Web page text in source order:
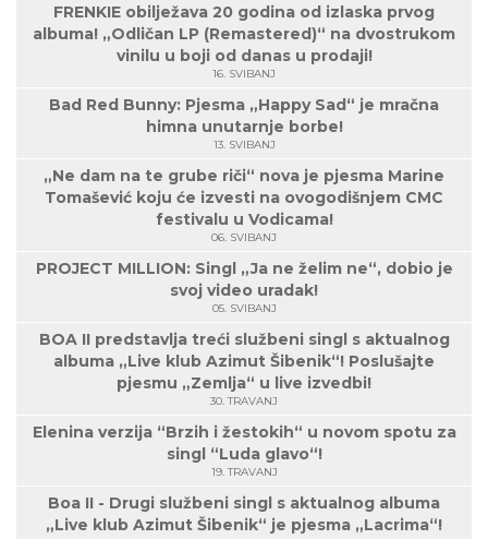
FRENKIE obilježava 20 godina od izlaska prvog
albuma! „Odličan LP (Remastered)“ na dvostrukom
vinilu u boji od danas u prodaji!
16. SVIBANJ
Bad Red Bunny: Pjesma „Happy Sad“ je mračna
himna unutarnje borbe!
13. SVIBANJ
„Ne dam na te grube riči“ nova je pjesma Marine
Tomašević koju će izvesti na ovogodišnjem CMC
festivalu u Vodicama!
06. SVIBANJ
PROJECT MILLION: Singl „Ja ne želim ne“, dobio je
svoj video uradak!
05. SVIBANJ
BOA II predstavlja treći službeni singl s aktualnog
albuma „Live klub Azimut Šibenik“! Poslušajte
pjesmu „Zemlja“ u live izvedbi!
30. TRAVANJ
Elenina verzija “Brzih i žestokih“ u novom spotu za
singl “Luda glavo“!
19. TRAVANJ
Boa II - Drugi službeni singl s aktualnog albuma
„Live klub Azimut Šibenik“ je pjesma „Lacrima“!